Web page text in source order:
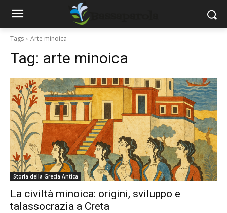
Tags Arte minoica
Tag: arte minoica
Storia della Grecia Antica
La civiltà minoica: origini, sviluppo e
talassocrazia a Creta